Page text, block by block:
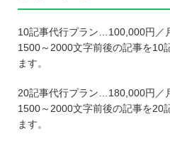
10記事代行プラン…100,000円／
1500～2000文字前後の記事を10
ます。
20記事代行プラン…180,000円／
1500～2000文字前後の記事を20
ます。